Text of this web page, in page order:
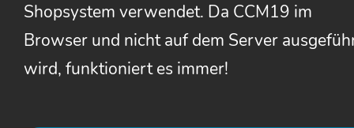
Shopsystem verwendet. Da CCM19 im
Browser und nicht auf dem Server
wird, funktioniert es immer!